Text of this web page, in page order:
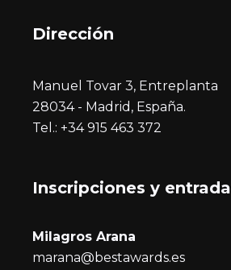
Dirección
Manuel Tovar 3, Entreplanta
28034 - Madrid, España.
Tel.: +34 915 463 372
Inscripciones y entrada
Milagros Arana
marana@bestawards.es